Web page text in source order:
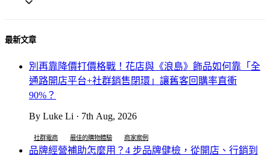
最新文章
別再靠降價打價格戰！花店與《浪島》飾品如何靠「全
通路開店平台+社群銷售閉環」讓舊客回購率直衝
90%？
By Luke Li · 7th Aug, 2026
社群電商 最佳的購物體驗 商家案例
品牌經營補助怎麼用？4 步品牌健檢，從開店、行銷到